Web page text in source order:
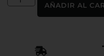
AÑADIR AL